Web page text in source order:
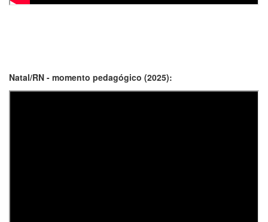
Natal/RN - momento pedagógico (2025):